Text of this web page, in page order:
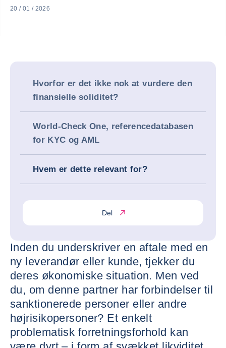
20 / 01 / 2026
Hvorfor er det ikke nok at vurdere den
finansielle soliditet?
World-Check One, referencedatabasen
for KYC og AML
Hvem er dette relevant for?
Del
Inden du underskriver en aftale med en
ny leverandør eller kunde, tjekker du
deres økonomiske situation. Men ved
du, om denne partner har forbindelser til
sanktionerede personer eller andre
højrisikopersoner? Et enkelt
problematisk forretningsforhold kan